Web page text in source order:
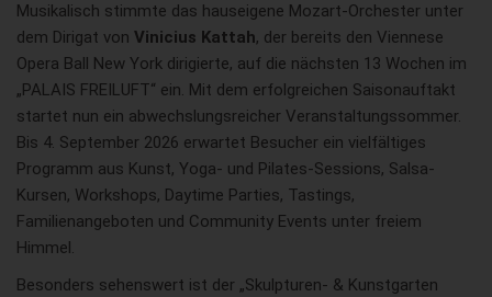
Musikalisch stimmte das hauseigene Mozart-Orchester unter
dem Dirigat von Vinicius Kattah, der bereits den Viennese
Opera Ball New York dirigierte, auf die nächsten 13 Wochen im
„PALAIS FREILUFT“ ein. Mit dem erfolgreichen Saisonauftakt
startet nun ein abwechslungsreicher Veranstaltungssommer.
Bis 4. September 2026 erwartet Besucher ein vielfältiges
Programm aus Kunst, Yoga- und Pilates-Sessions, Salsa-
Kursen, Workshops, Daytime Parties, Tastings,
Familienangeboten und Community Events unter freiem
Himmel.
Besonders sehenswert ist der „Skulpturen- & Kunstgarten